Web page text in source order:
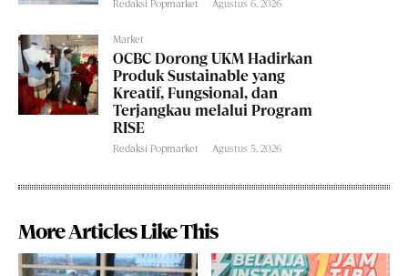
Redaksi Popmarket Agustus 6, 2026
Market
OCBC Dorong UKM Hadirkan
Produk Sustainable yang
Kreatif, Fungsional, dan
Terjangkau melalui Program
RISE
Redaksi Popmarket Agustus 5, 2026
More Articles Like This